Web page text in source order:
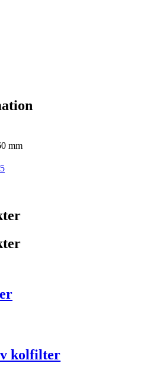
mm
kolfilter